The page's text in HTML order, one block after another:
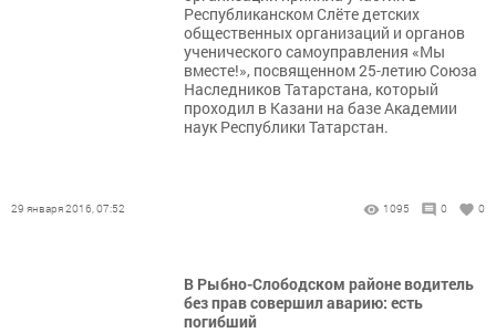
Республиканском Слёте детских
общественных организаций и органов
ученического самоуправления «Мы
вместе!», посвященном 25-летию Союза
Наследников Татарстана, который
проходил в Казани на базе Академии
наук Республики Татарстан.
29 января 2016, 07:52 1095 0 0
В Рыбно-Слободском районе водитель
без прав совершил аварию: есть
погибший